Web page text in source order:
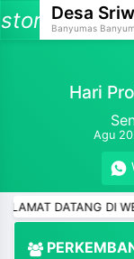
storage
Desa
Banyumas
Hari
Agu
DATANG DI WEBSITE